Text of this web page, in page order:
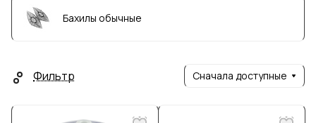
Бахилы обычные
Фильтр Сначала доступные